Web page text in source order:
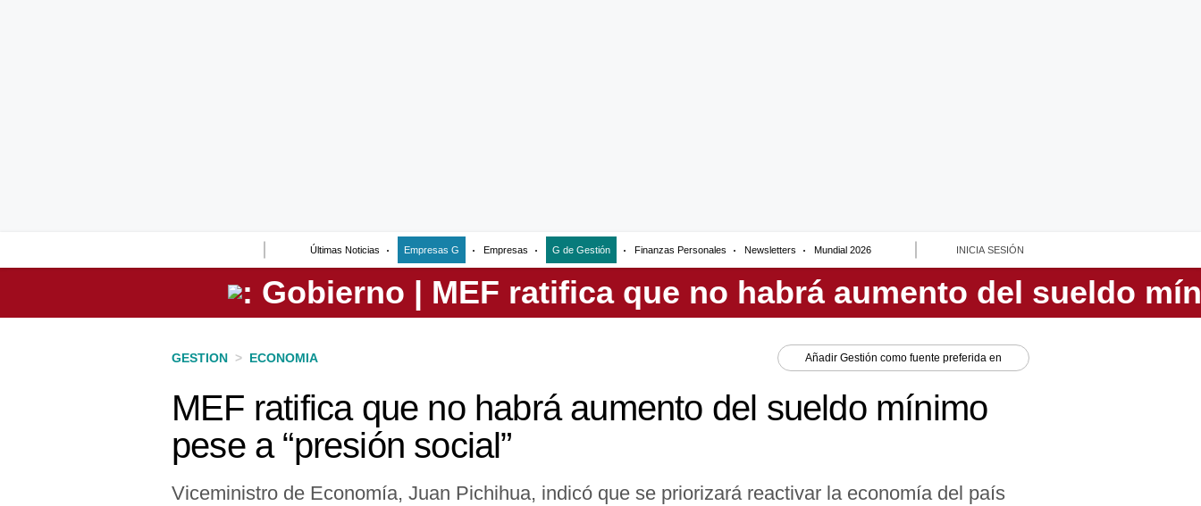
Últimas Noticias Empresas G Empresas G de Gestión Finanzas Personales Newsletters Mundial 2026 INICIA SESIÓN
Perú
GESTION > ECONOMIA Añadir Gestión como fuente preferida en
MEF ratifica que no habrá aumento del sueldo mínimo
pese a “presión social”
Viceministro de Economía, Juan Pichihua, indicó que se priorizará reactivar la economía del país